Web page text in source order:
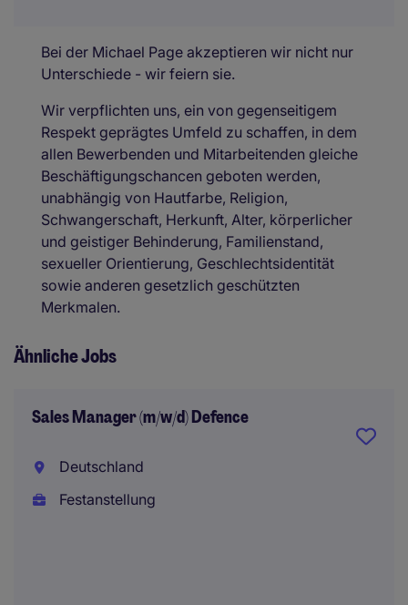
Bei der Michael Page akzeptieren wir nicht nur
Unterschiede - wir feiern sie.
Wir verpflichten uns, ein von gegenseitigem
Respekt geprägtes Umfeld zu schaffen, in dem
allen Bewerbenden und Mitarbeitenden gleiche
Beschäftigungschancen geboten werden,
unabhängig von Hautfarbe, Religion,
Schwangerschaft, Herkunft, Alter, körperlicher
und geistiger Behinderung, Familienstand,
sexueller Orientierung, Geschlechtsidentität
sowie anderen gesetzlich geschützten
Merkmalen.
Ähnliche Jobs
Sales Manager (m/w/d) Defence
Deutschland
Festanstellung